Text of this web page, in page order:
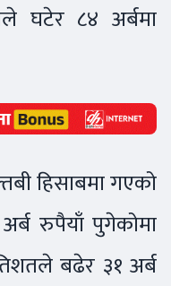
घटेर ८४ अर्बमा
हिसाबमा गएको
रुपैयाँ पुगेकोमा
बढेर ३१ अर्ब